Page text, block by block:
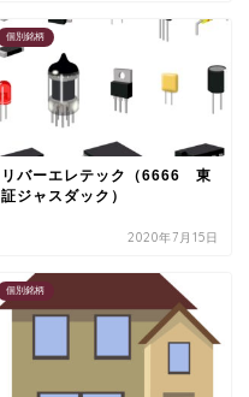
個別銘柄
リバーエレテック（6666 東
証ジャスダック）
2020年7月15日
個別銘柄